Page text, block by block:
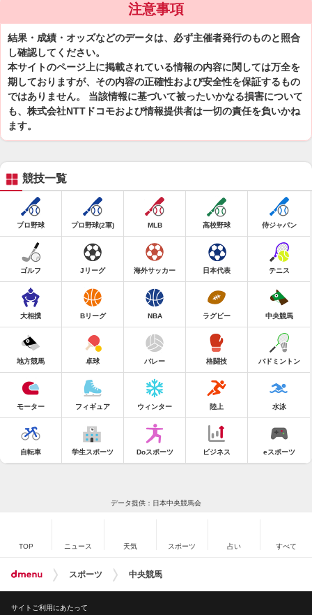
注意事項
結果・成績・オッズなどのデータは、必ず主催者発行のものと照合
し確認してください。
本サイトのページ上に掲載されている情報の内容に関しては万全を
期しておりますが、その内容の正確性および安全性を保証するもの
ではありません。 当該情報に基づいて被ったいかなる損害について
も、株式会社NTTドコモおよび情報提供者は一切の責任を負いかね
ます。
競技一覧
プロ野球 プロ野球(2軍) MLB 高校野球 侍ジャパン
ゴルフ Jリーグ 海外サッカー 日本代表 テニス
大相撲 Bリーグ NBA ラグビー 中央競馬
地方競馬 卓球 バレー 格闘技 バドミントン
モーター フィギュア ウィンター 陸上 水泳
自転車 学生スポーツ Doスポーツ ビジネス eスポーツ
データ提供：日本中央競馬会
TOP ニュース 天気 スポーツ 占い すべて
スポーツ 中央競馬
サイトご利用にあたって